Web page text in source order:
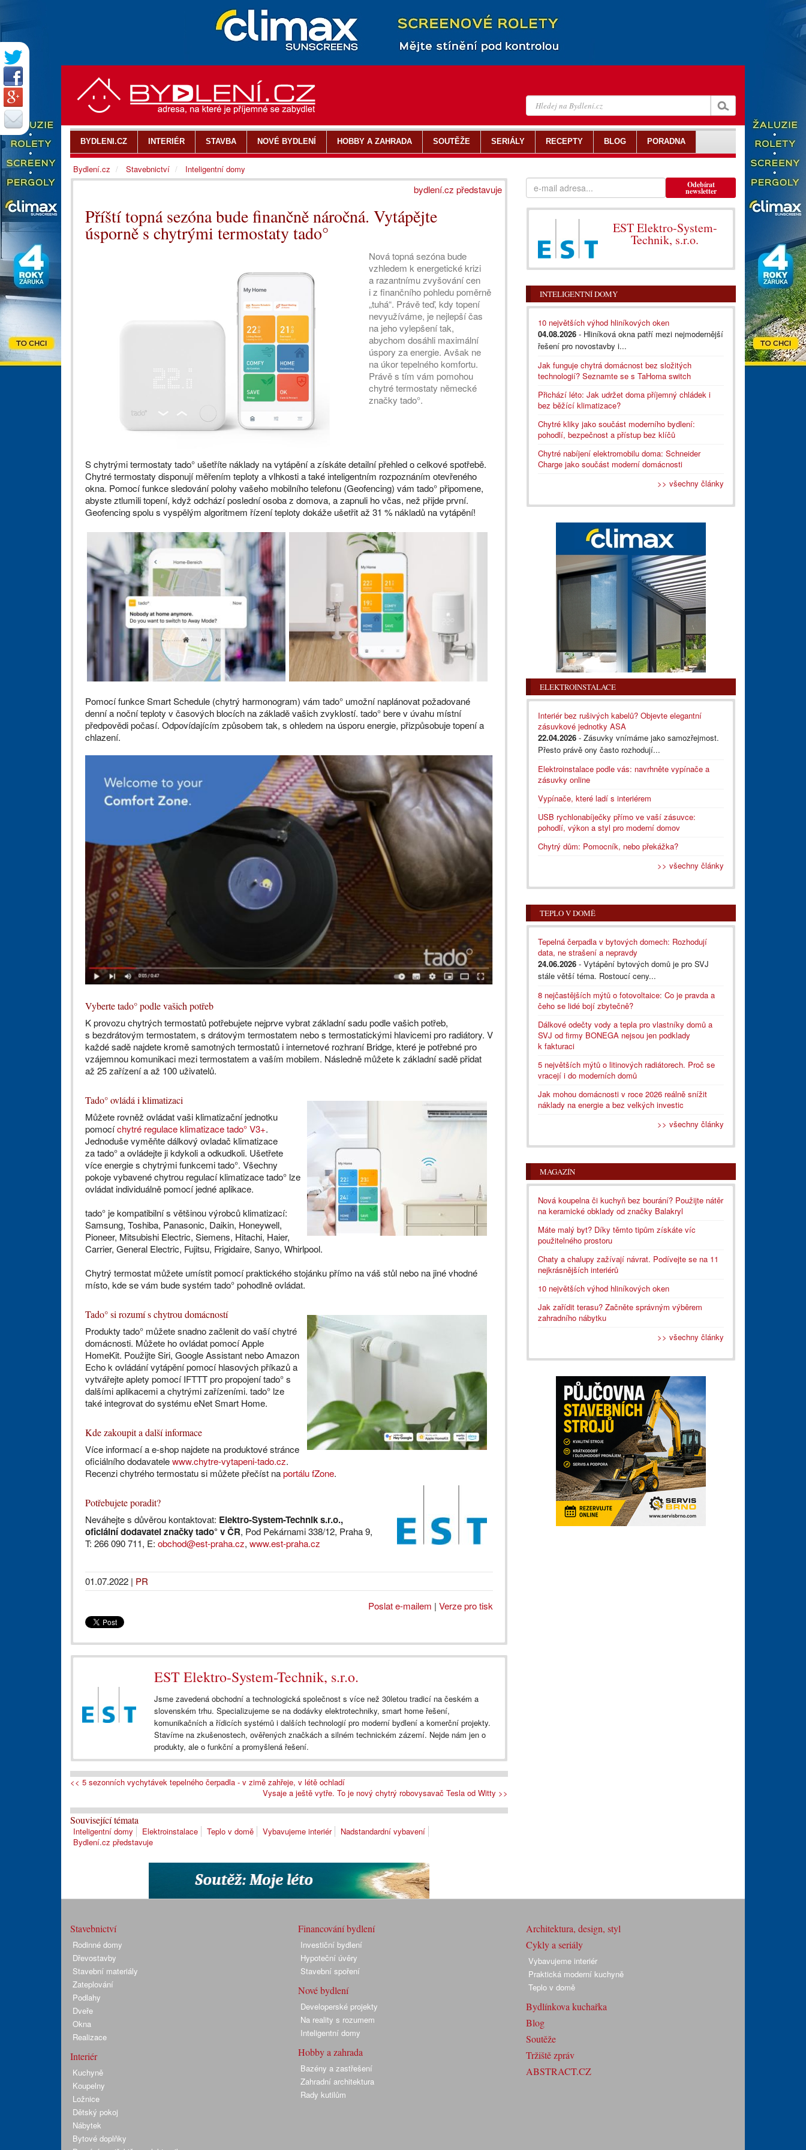
bydlení.cz představuje
Příští topná sezóna bude finančně náročná. Vytápějte
úsporně s chytrými termostaty tado°
Nová topná sezóna bude
vzhledem k energetické krizi
a razantnímu zvyšování cen
i z finančního pohledu poměrně
„tuhá“. Právě teď, kdy topení
nevyužíváme, je nejlepší čas
na jeho vylepšení tak,
abychom dosáhli maximální
úspory za energie. Avšak ne
na úkor tepelného komfortu.
Právě s tím vám pomohou
chytré termostaty německé
značky tado°.
S chytrými termostaty tado° ušetříte náklady na vytápění a získáte detailní přehled o celkové spotřebě.
Chytré termostaty disponují měřením teploty a vlhkosti a také inteligentním rozpoznáním otevřeného
okna. Pomocí funkce sledování polohy vašeho mobilního telefonu (Geofencing) vám tado° připomene,
abyste ztlumili topení, když odchází poslední osoba z domova, a zapnuli ho včas, než přijde první.
Geofencing spolu s vyspělým algoritmem řízení teploty dokáže ušetřit až 31 % nákladů na vytápění!
Pomocí funkce Smart Schedule (chytrý harmonogram) vám tado° umožní naplánovat požadované
denní a noční teploty v časových blocích na základě vašich zvyklostí. tado° bere v úvahu místní
předpovědi počasí. Odpovídajícím způsobem tak, s ohledem na úsporu energie, přizpůsobuje topení a
chlazení.
Vyberte tado° podle vašich potřeb
K provozu chytrých termostatů potřebujete nejprve vybrat základní sadu podle vašich potřeb,
s bezdrátovým termostatem, s drátovým termostatem nebo s termostatickými hlavicemi pro radiátory. V
každé sadě najdete kromě samotných termostatů i internetové rozhraní Bridge, které je potřebné pro
vzájemnou komunikaci mezi termostatem a vaším mobilem. Následně můžete k základní sadě přidat
až 25 zařízení a až 100 uživatelů.
Tado° ovládá i klimatizaci
Můžete rovněž ovládat vaši klimatizační jednotku
pomocíchytré regulace klimatizace tado° V3+.
Jednoduše vyměňte dálkový ovladač klimatizace
za tado° a ovládejte ji kdykoli a odkudkoli. Ušetřete
více energie s chytrými funkcemi tado°. Všechny
pokoje vybavené chytrou regulací klimatizace tado° lze
ovládat individuálně pomocí jedné aplikace.
tado° je kompatibilní s většinou výrobců klimatizací:
Samsung, Toshiba, Panasonic, Daikin, Honeywell,
Pioneer, Mitsubishi Electric, Siemens, Hitachi, Haier,
Carrier, General Electric, Fujitsu, Frigidaire, Sanyo, Whirlpool.
Chytrý termostat můžete umístit pomocí praktického stojánku přímo na váš stůl nebo na jiné vhodné
místo, kde se vám bude systém tado° pohodlně ovládat.
Tado° si rozumí s chytrou domácností
Produkty tado° můžete snadno začlenit do vaší chytré
domácnosti. Můžete ho ovládat pomocí Apple
HomeKit. Použijte Siri, Google Assistant nebo Amazon
Echo k ovládání vytápění pomocí hlasových příkazů a
vytvářejte aplety pomocí IFTTT pro propojení tado° s
dalšími aplikacemi a chytrými zařízeními. tado° lze
také integrovat do systému eNet Smart Home.
Kde zakoupit a další informace
Více informací a e-shop najdete na produktové stránce
oficiálního dodavatelewww.chytre‑vytapeni‑tado.cz.
Recenzi chytrého termostatu si můžete přečíst naportálu fZone.
Potřebujete poradit?
Neváhejte s důvěrou kontaktovat: Elektro-System-Technik s.r.o.,
oficiální dodavatel značky tado° v ČR, Pod Pekárnami 338/12, Praha 9,
T: 266 090 711, E: obchod@est-praha.cz, www.est-praha.cz
01.07.2022 | PR
Poslat e-mailem | Verze pro tisk
EST Elektro-System-Technik, s.r.o.
Jsme zavedená obchodní a technologická společnost s více než 30letou tradicí na českém a
slovenském trhu. Specializujeme se na dodávky elektrotechniky, smart home řešení,
komunikačních a řídicích systémů i dalších technologií pro moderní bydlení a komerční projekty.
Stavíme na zkušenostech, ověřených značkách a silném technickém zázemí. Nejde nám jen o
produkty, ale o funkční a promyšlená řešení.
<< 5 sezonních vychytávek tepelného čerpadla - v zimě zahřeje, v létě ochladí
Vysaje a ještě vytře. To je nový chytrý robovysavač Tesla od Witty >>
Související témata
Inteligentní domy Elektroinstalace Teplo v domě Vybavujeme interiér
Nadstandardní vybavení
Bydlení.cz představuje
Odebírat
newsletter
EST Elektro-System-
Technik, s.r.o.
INTELIGENTNÍ DOMY
10 největších výhod hliníkových oken
04.08.2026 - Hliníková okna patří mezi nejmodernější
řešení pro novostavby i...
Jak funguje chytrá domácnost bez složitých
technologií? Seznamte se s TaHoma switch
Přichází léto: Jak udržet doma příjemný chládek i
bez běžící klimatizace?
Chytré kliky jako součást moderního bydlení:
pohodlí, bezpečnost a přístup bez klíčů
Chytré nabíjení elektromobilu doma: Schneider
Charge jako součást moderní domácnosti
>> všechny články
ELEKTROINSTALACE
Interiér bez rušivých kabelů? Objevte elegantní
zásuvkové jednotky ASA
22.04.2026 - Zásuvky vnímáme jako samozřejmost.
Přesto právě ony často rozhodují...
Elektroinstalace podle vás: navrhněte vypínače a
zásuvky online
Vypínače, které ladí s interiérem
USB rychlonabíječky přímo ve vaší zásuvce:
pohodlí, výkon a styl pro moderní domov
Chytrý dům: Pomocník, nebo překážka?
>> všechny články
TEPLO V DOMĚ
Tepelná čerpadla v bytových domech: Rozhodují
data, ne strašení a nepravdy
24.06.2026 - Vytápění bytových domů je pro SVJ
stále větší téma. Rostoucí ceny...
8 nejčastějších mýtů o fotovoltaice: Co je pravda a
čeho se lidé bojí zbytečně?
Dálkové odečty vody a tepla pro vlastníky domů a
SVJ od firmy BONEGA nejsou jen podklady
k fakturaci
5 největších mýtů o litinových radiátorech. Proč se
vracejí i do moderních domů
Jak mohou domácnosti v roce 2026 reálně snížit
náklady na energie a bez velkých investic
>> všechny články
MAGAZÍN
Nová koupelna či kuchyň bez bourání? Použijte nátěr
na keramické obklady od značky Balakryl
Máte malý byt? Díky těmto tipům získáte víc
použitelného prostoru
Chaty a chalupy zažívají návrat. Podívejte se na 11
nejkrásnějších interiérů
10 největších výhod hliníkových oken
Jak zařídit terasu? Začněte správným výběrem
zahradního nábytku
>> všechny články
BYDLENI.CZ INTERIÉR STAVBA NOVÉ BYDLENÍ HOBBY A ZAHRADA SOUTĚŽE SERIÁLY RECEPTY BLOG PORADNA
Bydlení.cz Stavebnictví Inteligentní domy
Stavebnictví
Rodinné domy
Dřevostavby
Stavební materiály
Zateplování
Podlahy
Dveře
Okna
Realizace
Interiér
Kuchyně
Koupelny
Ložnice
Dětský pokoj
Nábytek
Bytové doplňky
Financování bydlení
Investiční bydlení
Hypoteční úvěry
Stavební spoření
Nové bydlení
Developerské projekty
Na reality s rozumem
Inteligentní domy
Hobby a zahrada
Bazény a zastřešení
Zahradní architektura
Rady kutilům
Architektura, design, styl
Cykly a seriály
Vybavujeme interiér
Praktická moderní kuchyně
Teplo v domě
Bydlínkova kuchařka
Blog
Soutěže
Tržiště zpráv
ABSTRACT.CZ